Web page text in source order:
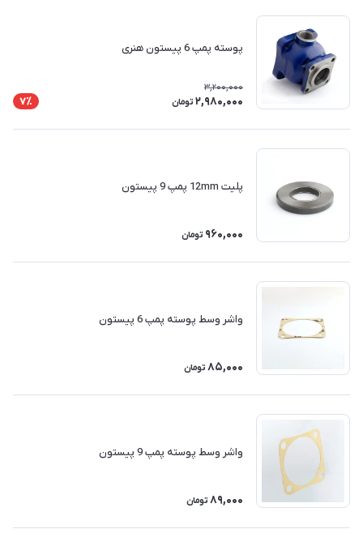
پوسته پمپ 6 پیستون هنری
3,200,000
2,980,000 تومان 7٪
پلیت 12mm پمپ 9 پیستون
960,000 تومان
واشر وسط پوسته پمپ 6 پیستون
85,000 تومان
واشر وسط پوسته پمپ 9 پیستون
89,000 تومان